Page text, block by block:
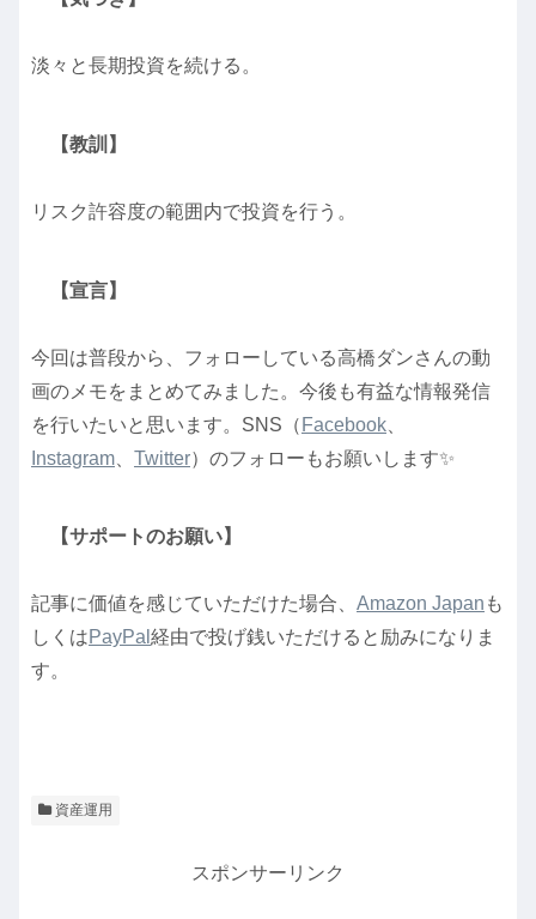
淡々と長期投資を続ける。
【教訓】
リスク許容度の範囲内で投資を行う。
【宣言】
今回は普段から、フォローしている高橋ダンさんの動
画のメモをまとめてみました。今後も有益な情報発信
を行いたいと思います。SNS（ Facebook
Instagram
Twitter）のフォローもお願いします✨
【サポートのお願い】
記事に価値を感じていただけた場合、 Amazon Japan も
しくはPayPal 経由で投げ銭いただけると励みになりま
す。
資産運用
スポンサーリンク